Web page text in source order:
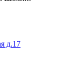
д.17